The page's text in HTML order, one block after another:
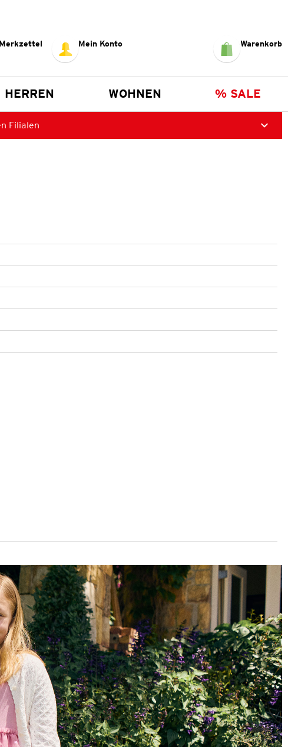
Merkzettel Mein Konto Warenkorb
HERREN WOHNEN % SALE
Filialen